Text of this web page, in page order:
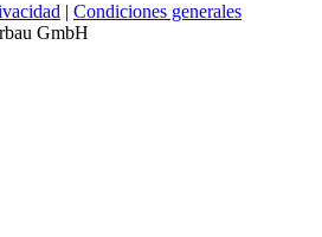
Condiciones generales
GmbH